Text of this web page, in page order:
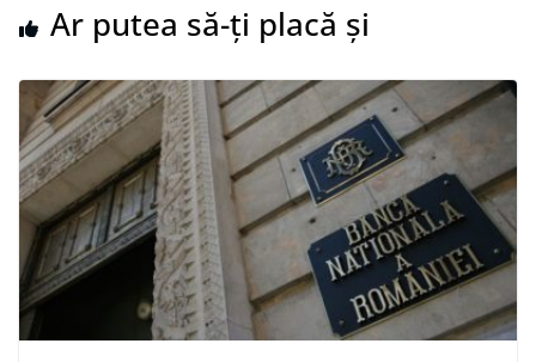
Ar putea să-ți placă și